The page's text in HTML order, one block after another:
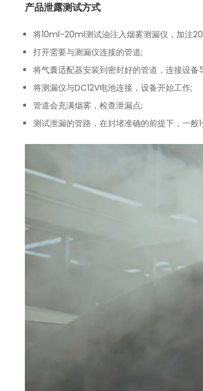
产品泄露测试方式
将10ml-20ml测试油注入烟雾测漏仪，加注
打开需要与测漏仪连接的管道;
将气囊适配器安装到密封好的管道，连接设备
将测漏仪与DC12V电池连接，设备开始工作;
管道会充满烟雾，检查泄漏点;
测试泄漏的管路，在封堵准确的前提下，一般